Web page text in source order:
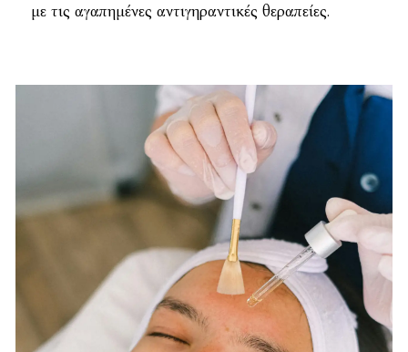
με τις αγαπημένες αντιγηραντικές θεραπείες.